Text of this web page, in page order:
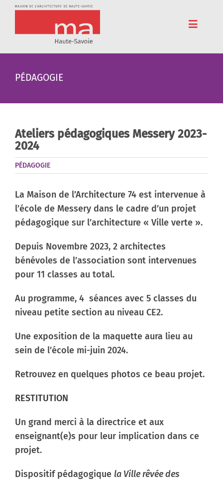
Passer
Toggle
Accueil
Cinéma
Résidences
Voyages
L’association
Contactez-nous
PÉDAGOGIE
Ateliers pédagogiques Messery 2023-
2024
PÉDAGOGIE
La Maison de l’Architecture 74 est intervenue à
l’école de Messery dans le cadre d’un projet
pédagogique sur l’architecture « Ville verte ».
Depuis Novembre 2023, 2 architectes
bénévoles de l’association sont intervenues
pour 11 classes au total.
Au programme, 4 séances avec 5 classes du
niveau petite section au niveau CE2.
Une exposition de la maquette aura lieu au
sein de l’école mi-juin 2024.
Retrouvez en quelques photos ce beau projet.
RESTITUTION
Un grand merci à la directrice et aux
enseignant(e)s pour leur implication dans ce
projet.
Dispositif pédagogique la Ville rêvée des